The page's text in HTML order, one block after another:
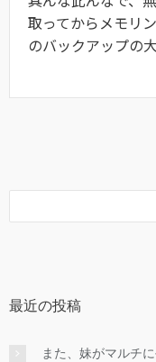
取ってからメモリ
のバックアップの
最近の投稿
また、妹がマルチ